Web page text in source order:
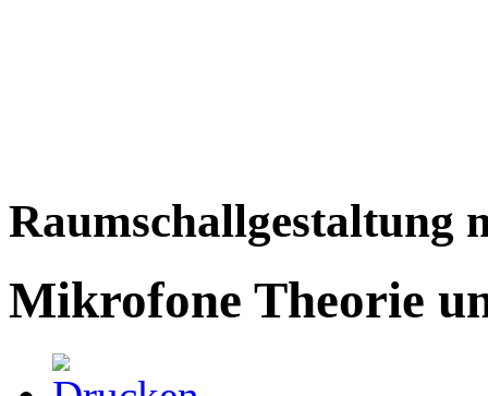
Raumschallgestaltung
Mikrofone Theorie